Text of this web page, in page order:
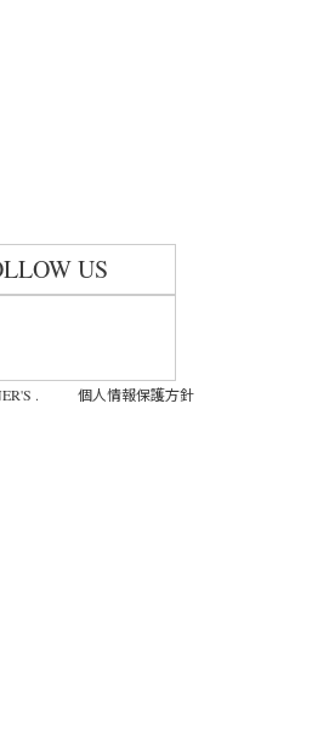
. 個人情報保護方針
US